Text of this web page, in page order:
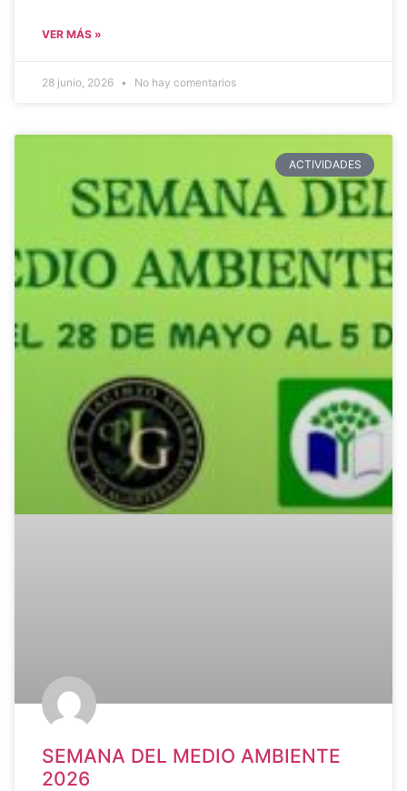
VER MÁS »
28 junio, 2026 No hay comentarios
ACTIVIDADES
SEMANA DEL MEDIO AMBIENTE
2026